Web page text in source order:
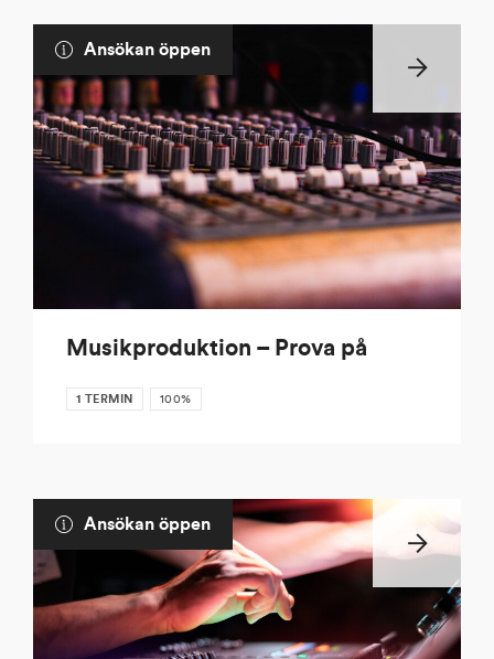
Ansökan öppen
Musikproduktion – Prova på
1 TERMIN 100%
Ansökan öppen